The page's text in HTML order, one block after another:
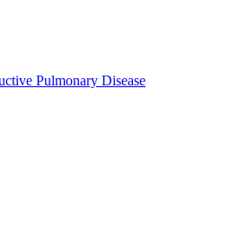
Pulmonary Disease